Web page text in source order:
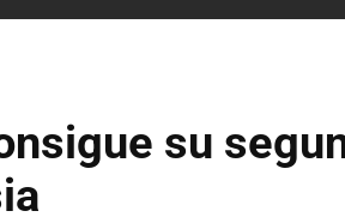
su